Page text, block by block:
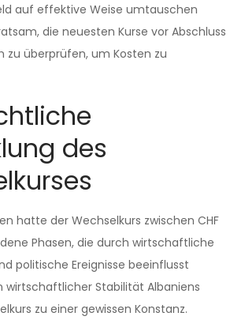
auf effektive Weise umtauschen
die neuesten Kurse vor Abschluss
zu überprüfen, um Kosten zu
des
hatte der Wechselkurs zwischen CHF
Phasen, die durch wirtschaftliche
politische Ereignisse beeinflusst
wirtschaftlicher Stabilität Albaniens
zu einer gewissen Konstanz.